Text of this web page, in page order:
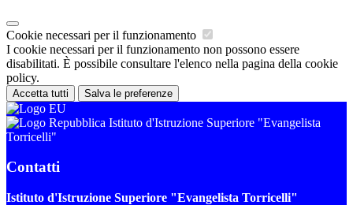
Cookie necessari per il funzionamento
I cookie necessari per il funzionamento non possono essere
disabilitati. È possibile consultare l'elenco nella pagina della cookie
policy.
Accetta tutti Salva le preferenze
Istituto d'Istruzione Superiore "Evangelista
Torricelli"
Contatti
Istituto d'Istruzione Superiore "Evangelista Torricelli"